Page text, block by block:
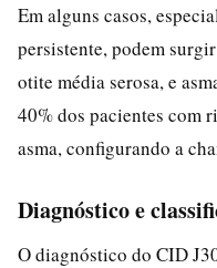
Em alguns casos,
persistente, podem
otite média serosa, e
40% dos pacientes com
asma, configurando a
Diagnóstico e
O diagnóstico do CID